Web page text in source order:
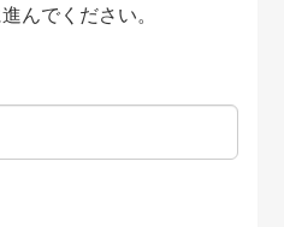
んでください。